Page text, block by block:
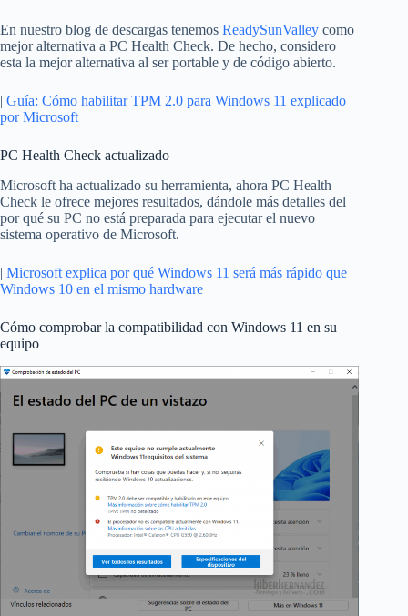
En nuestro blog de descargas tenemos ReadySunValley como
mejor alternativa a PC Health Check. De hecho, considero
esta la mejor alternativa al ser portable y de código abierto.
| Guía: Cómo habilitar TPM 2.0 para Windows 11 explicado
por Microsoft
PC Health Check actualizado
Microsoft ha actualizado su herramienta, ahora PC Health
Check le ofrece mejores resultados, dándole más detalles del
por qué su PC no está preparada para ejecutar el nuevo
sistema operativo de Microsoft.
| Microsoft explica por qué Windows 11 será más rápido que
Windows 10 en el mismo hardware
Cómo comprobar la compatibilidad con Windows 11 en su
equipo